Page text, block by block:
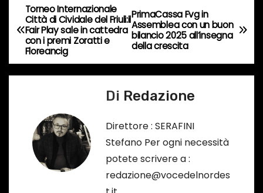
s
o
…
N
a
v
PrimaCassa Fvg in
Assemblea con un buon
bilancio 2025 all’insegna
della crescita
Torneo Internazionale
Città di Cividale del Friuli:il
Fair Play sale in cattedra
con i premi Zoratti e
Floreancig
Di Redazione
Direttore : SERAFINI
Stefano Per ogni necessità
potete scrivere a :
redazione@vocedelnordes